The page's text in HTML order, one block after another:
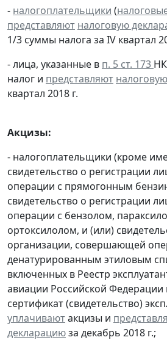
- налогоплательщики (
представляют налоговую
1/3 суммы налога за IV квартал
- лица, указанные в п. 5 ст. 173
налог и представляют
квартал 2018 г.
Акцизы:
- налогоплательщики (кроме
свидетельство о регистрации
операции с прямогонным
свидетельство о регистрации
операции с бензолом,
ортоксилолом, и (или)
организации, совершающей
денатурированным этиловым
включенных в Реестр
авиации Российской
сертификат (свидетельство)
уплачиваютакцизы и
декларациюза декабрь 2018 г.;